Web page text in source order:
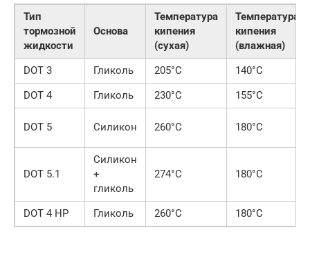
Тип
тормозной
жидкости
Основа
Температура
кипения
(сухая)
Температура
кипения
(влажная)
DOT 3
Гликоль 205°C
140°C
DOT 4
Гликоль 230°C 155°C
DOT 5 Силикон 260°C 180°C
DOT 5.1
Силикон
+
гликоль
274°C 180°C
DOT 4 HP Гликоль 260°C 180°C